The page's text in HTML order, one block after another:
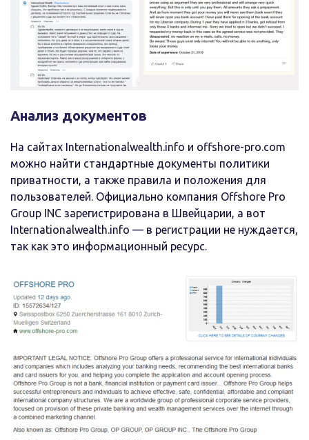
Анализ документов
На сайтах Internationalwealth.info и offshore-pro.com
можно найти стандартные документы политики
приватности, а также правила и положения для
пользователей. Официально компания Offshore Pro
Group INC зарегистрирована в Швейцарии, а вот
Internationalwealth.info — в регистрации не нуждается,
так как это информационный ресурс.